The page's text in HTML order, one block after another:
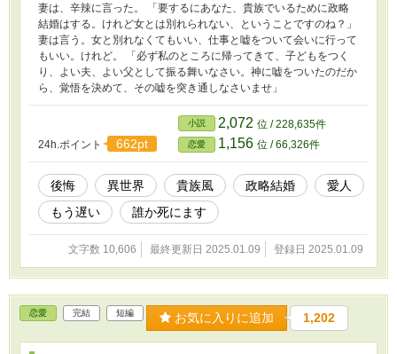
妻は、辛辣に言った。 「要するにあなた、貴族でいるために政略
結婚はする。けれど女とは別れられない、ということですのね？」
妻は言う。女と別れなくてもいい、仕事と嘘をついて会いに行って
もいい。けれど。 「必ず私のところに帰ってきて、子どもをつく
り、よい夫、よい父として振る舞いなさい。神に嘘をついたのだか
ら、覚悟を決めて、その嘘を突き通しなさいませ」
24h.ポイント 662pt
小説 2,072 位 / 228,635件
恋愛 1,156 位 / 66,326件
後悔 異世界 貴族風 政略結婚
愛人
もう遅い
誰か死にます
文字数 10,606 最終更新日 2025.01.09 登録日 2025.01.09
恋愛 完結 短編 お気に入りに追加 1,202